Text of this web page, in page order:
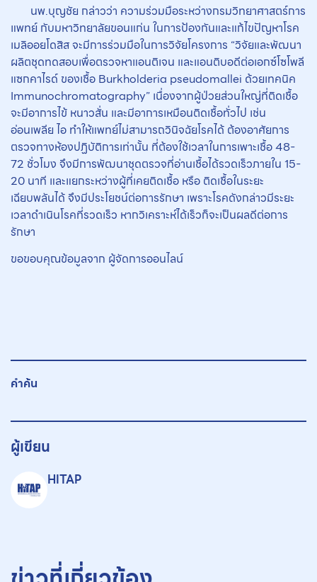
นพ.บุญชัย กล่าวว่า ความร่วมมือระหว่างกรมวิทยาศาสตร์การ
แพทย์ กับมหาวิทยาลัยขอนแก่น ในการป้องกันและแก้ไขปัญหาโรค
เมลิออยโดสิส จะมีการร่วมมือในการวิจัยโครงการ “วิจัยและพัฒนา
ผลิตชุดทดสอบเพื่อตรวจหาแอนติเจน และแอนติบอดีต่อเอกซ์โซโพลี
แซกคาไรด์ ของเชื้อ Burkholderia pseudomallei ด้วยเทคนิค
Immunochromatography” เนื่องจากผู้ป่วยส่วนใหญ่ที่ติดเชื้อ
จะมีอาการไข้ หนาวสั่น และมีอาการเหมือนติดเชื้อทั่วไป เช่น
อ่อนเพลีย ไอ ทำให้แพทย์ไม่สามารถวินิจฉัยโรคได้ ต้องอาศัยการ
ตรวจทางห้องปฏิบัติการเท่านั้น ที่ต้องใช้เวลาในการเพาะเชื้อ 48-
72 ชั่วโมง จึงมีการพัฒนาชุดตรวจที่อ่านเชื้อได้รวดเร็วภายใน 15-
20 นาที และแยกระหว่างผู้ที่เคยติดเชื้อ หรือ ติดเชื้อในระยะ
เฉียบพลันได้ จึงมีประโยชน์ต่อการรักษา เพราะโรคดังกล่าวมีระยะ
เวลาดำเนินโรคที่รวดเร็ว หากวิเคราะห์ได้เร็วก็จะเป็นผลดีต่อการ
รักษา
ขอขอบคุณข้อมูลจาก ผู้จัดการออนไลน์
คำค้น
ผู้เขียน
HITAP